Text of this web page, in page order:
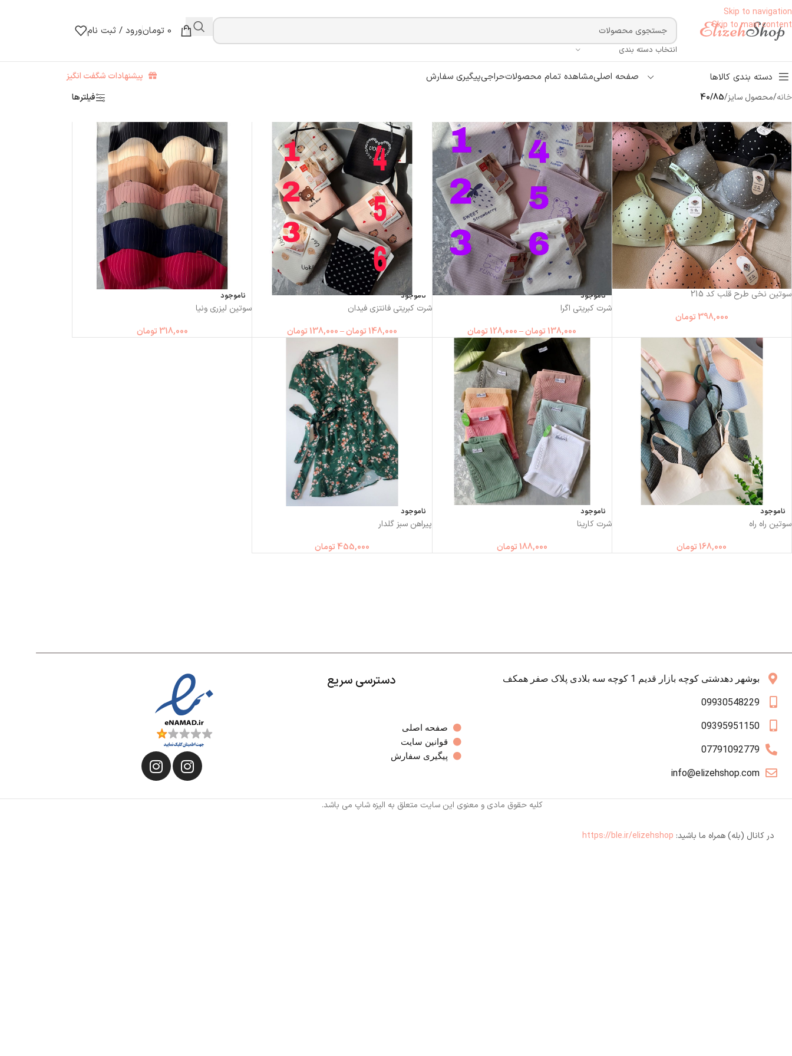
Skip to navigation
Skip to main content
انتخاب دسته بندی
0 تومانورود / ثبت نام
دسته بندی کالاها صفحه اصلیمشاهده تمام محصولاتحراجیپیگیری سفارش
پیشنهادات شگفت انگیز
خانه/محصول سایز/
40/85 فیلترها
سوتین نخی طرح قلب کد 215
398,000 تومان
ناموجود
شرت کبریتی اگرا
138,000 تومان–
128,000 تومان
ناموجود
شرت کبریتی فانتزی فیدان
148,000 تومان–
138,000 تومان
ناموجود
سوتین لیزری ونیا
318,000 تومان
ناموجود
سوتین راه راه
168,000 تومان
ناموجود
شرت کارینا
188,000 تومان
ناموجود
پیراهن سبز گلدار
455,000 تومان
بوشهر دهدشتی کوچه بازار قدیم 1 کوچه سه بلادی پلاک صفر همکف
09930548229
09395951150
07791092779
info@elizehshop.com
دسترسی سریع
صفحه اصلی
قوانین سایت
پیگیری سفارش
کلیه حقوق مادی و معنوی این سایت متعلق به الیزه شاپ می باشد.
در کانال (بله) همراه ما باشید: https://ble.ir/elizehshop